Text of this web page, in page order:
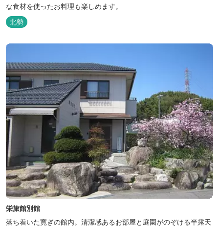
な食材を使ったお料理も楽しめます。
北勢
栄旅館別館
落ち着いた寛ぎの館内。清潔感あるお部屋と庭園がのぞける半露天